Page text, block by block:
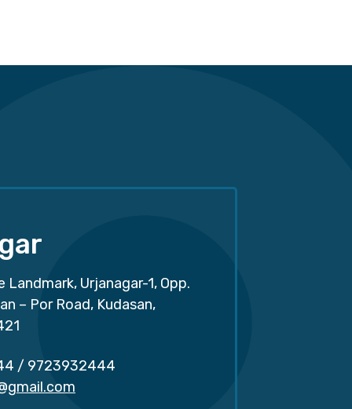
Urjanagar-1, Opp.
– Por Road, Kudasan,
/ 9723932444